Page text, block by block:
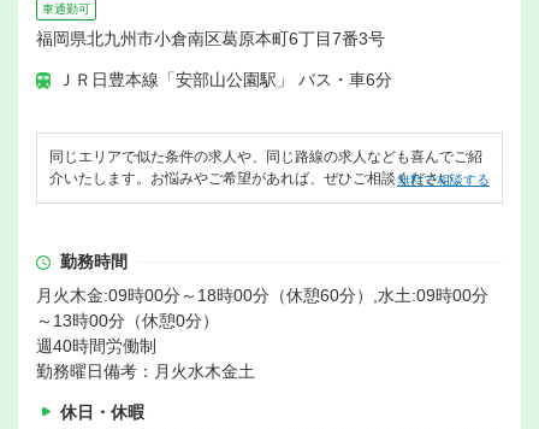
車通勤可
福岡県北九州市小倉南区葛原本町6丁目7番3号
ＪＲ日豊本線「安部山公園駅」 バス・車6分
同じエリアで似た条件の求人や、同じ路線の求人なども喜んでご紹
介いたします。お悩みやご希望があれば、ぜひご相談ください。
無料で相談する
勤務時間
月火木金:09時00分～18時00分（休憩60分）,水土:09時00分
～13時00分（休憩0分）
週40時間労働制
勤務曜日備考：月火水木金土
休日・休暇